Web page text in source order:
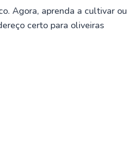
Agora, aprenda a cultivar ou
certo para oliveiras